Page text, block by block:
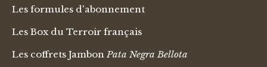
Les formules d'abonnement
Les Box du Terroir français
Les coffrets JambonPata Negra Bellota